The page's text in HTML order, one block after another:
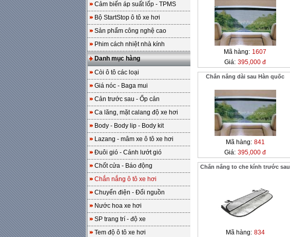
Cảm biến áp suất lốp - TPMS
Bộ StartStop ô tô xe hơi
Sản phẩm công nghệ cao
Phim cách nhiệt nhà kính
Danh mục hàng
Còi ô tô các loại
Giá nóc - Baga mui
Cản trước sau - Ốp cản
Ca lăng, mặt calang độ xe hơi
Body - Body lip - Body kit
Lazang - mâm xe ô tô xe hơi
Đuôi gió - Cánh lướt gió
Chốt cửa - Báo động
Chắn nắng ô tô xe hơi
Chuyển điện - Đổi nguồn
Nước hoa xe hơi
SP trang trí - độ xe
Tem độ ô tô xe hơi
Mã hàng: 1607
Giá: 395,000 đ
Chắn nắng dài sau Hàn quốc
Mã hàng: 841
Giá: 395,000 đ
Chắn nắng to che kính trước sau
Mã hàng: 834